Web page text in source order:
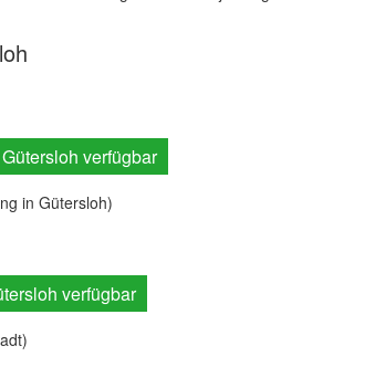
verfügbar
in Gütersloh)
verfügbar